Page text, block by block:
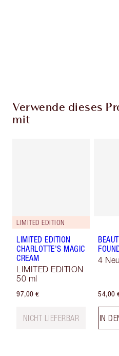
Verwende dieses
mit
LIMITED EDITION
LIMITED EDITION
CHARLOTTE'S MAGIC
CREAM
LIMITED EDITION
50 ml
97,00 €
NICHT LIEFERBAR
4
54,00
IN